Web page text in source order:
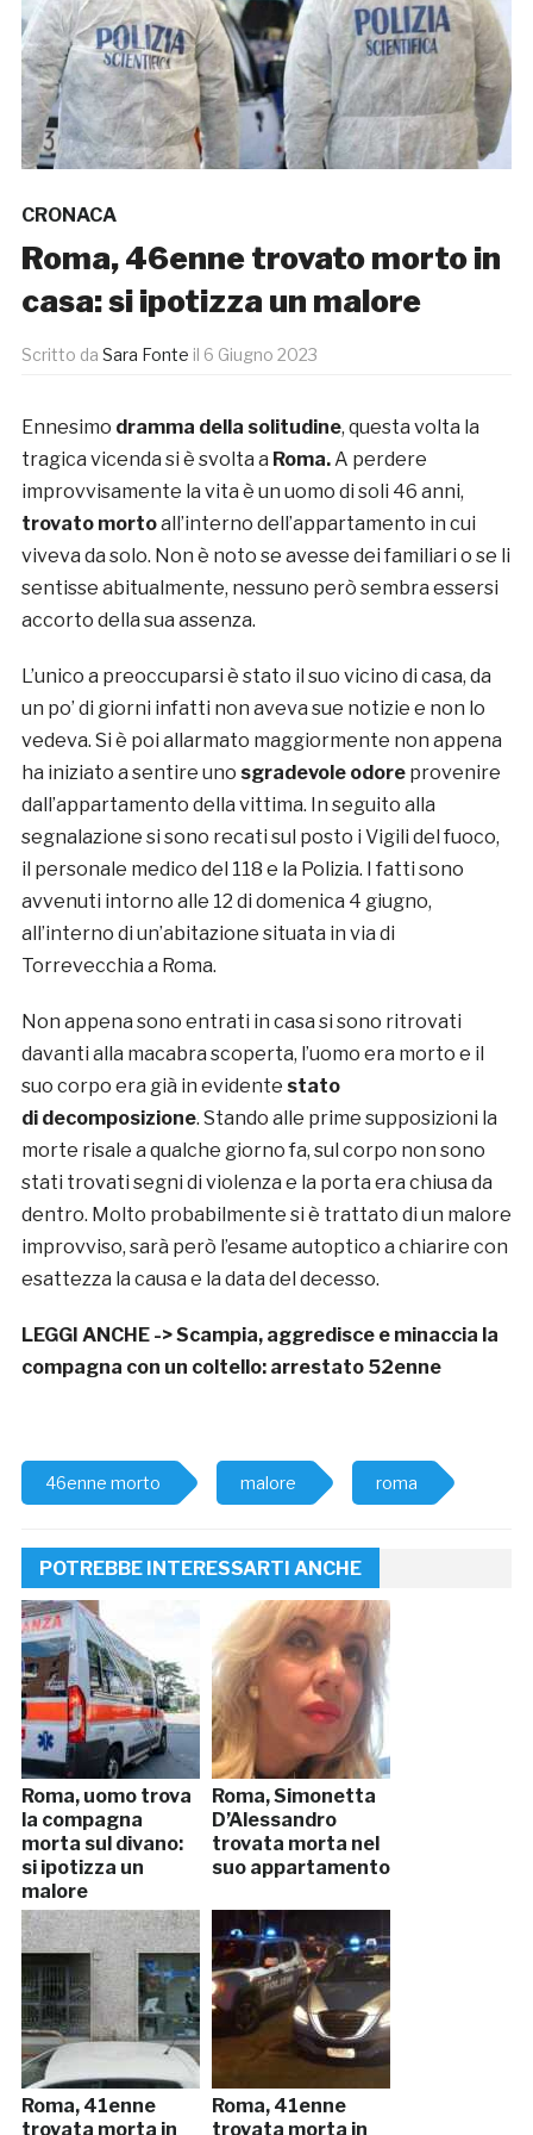
CRONACA
Roma, 46enne trovato morto in
casa: si ipotizza un malore
Scritto da Sara Fonte il 6 Giugno 2023
Ennesimo dramma della solitudine, questa volta la
tragica vicenda si è svolta a Roma.A perdere
improvvisamente la vita è un uomo di soli 46 anni,
trovato mortoall’interno dell’appartamento in cui
viveva da solo. Non è noto se avesse dei familiari o se li
sentisse abitualmente, nessuno però sembra essersi
accorto della sua assenza.
L’unico a preoccuparsi è stato il suo vicino di casa, da
un po’ di giorni infatti non aveva sue notizie e non lo
vedeva. Si è poi allarmato maggiormente non appena
ha iniziato a sentire uno sgradevole odoreprovenire
dall’appartamento della vittima. In seguito alla
segnalazione si sono recati sul posto i Vigili del fuoco,
il personale medico del 118 e la Polizia. I fatti sono
avvenuti intorno alle 12 di domenica 4 giugno,
all’interno di un’abitazione situata in via di
Torrevecchia a Roma.
Non appena sono entrati in casa si sono ritrovati
davanti alla macabra scoperta, l’uomo era morto e il
suo corpo era già in evidente stato
di decomposizione. Stando alle prime supposizioni la
morte risale a qualche giorno fa, sul corpo non sono
stati trovati segni di violenza e la porta era chiusa da
dentro. Molto probabilmente si è trattato di un malore
improvviso, sarà però l’esame autoptico a chiarire con
esattezza la causa e la data del decesso.
LEGGI ANCHE ->Scampia, aggredisce e minaccia la
compagna con un coltello: arrestato 52enne
46enne morto malore roma
POTREBBE INTERESSARTI ANCHE
Roma, uomo trova
la compagna
morta sul divano:
si ipotizza un
malore
Roma, Simonetta
D’Alessandro
trovata morta nel
suo appartamento
Roma, 41enne
trovata morta in
Roma, 41enne
trovata morta in